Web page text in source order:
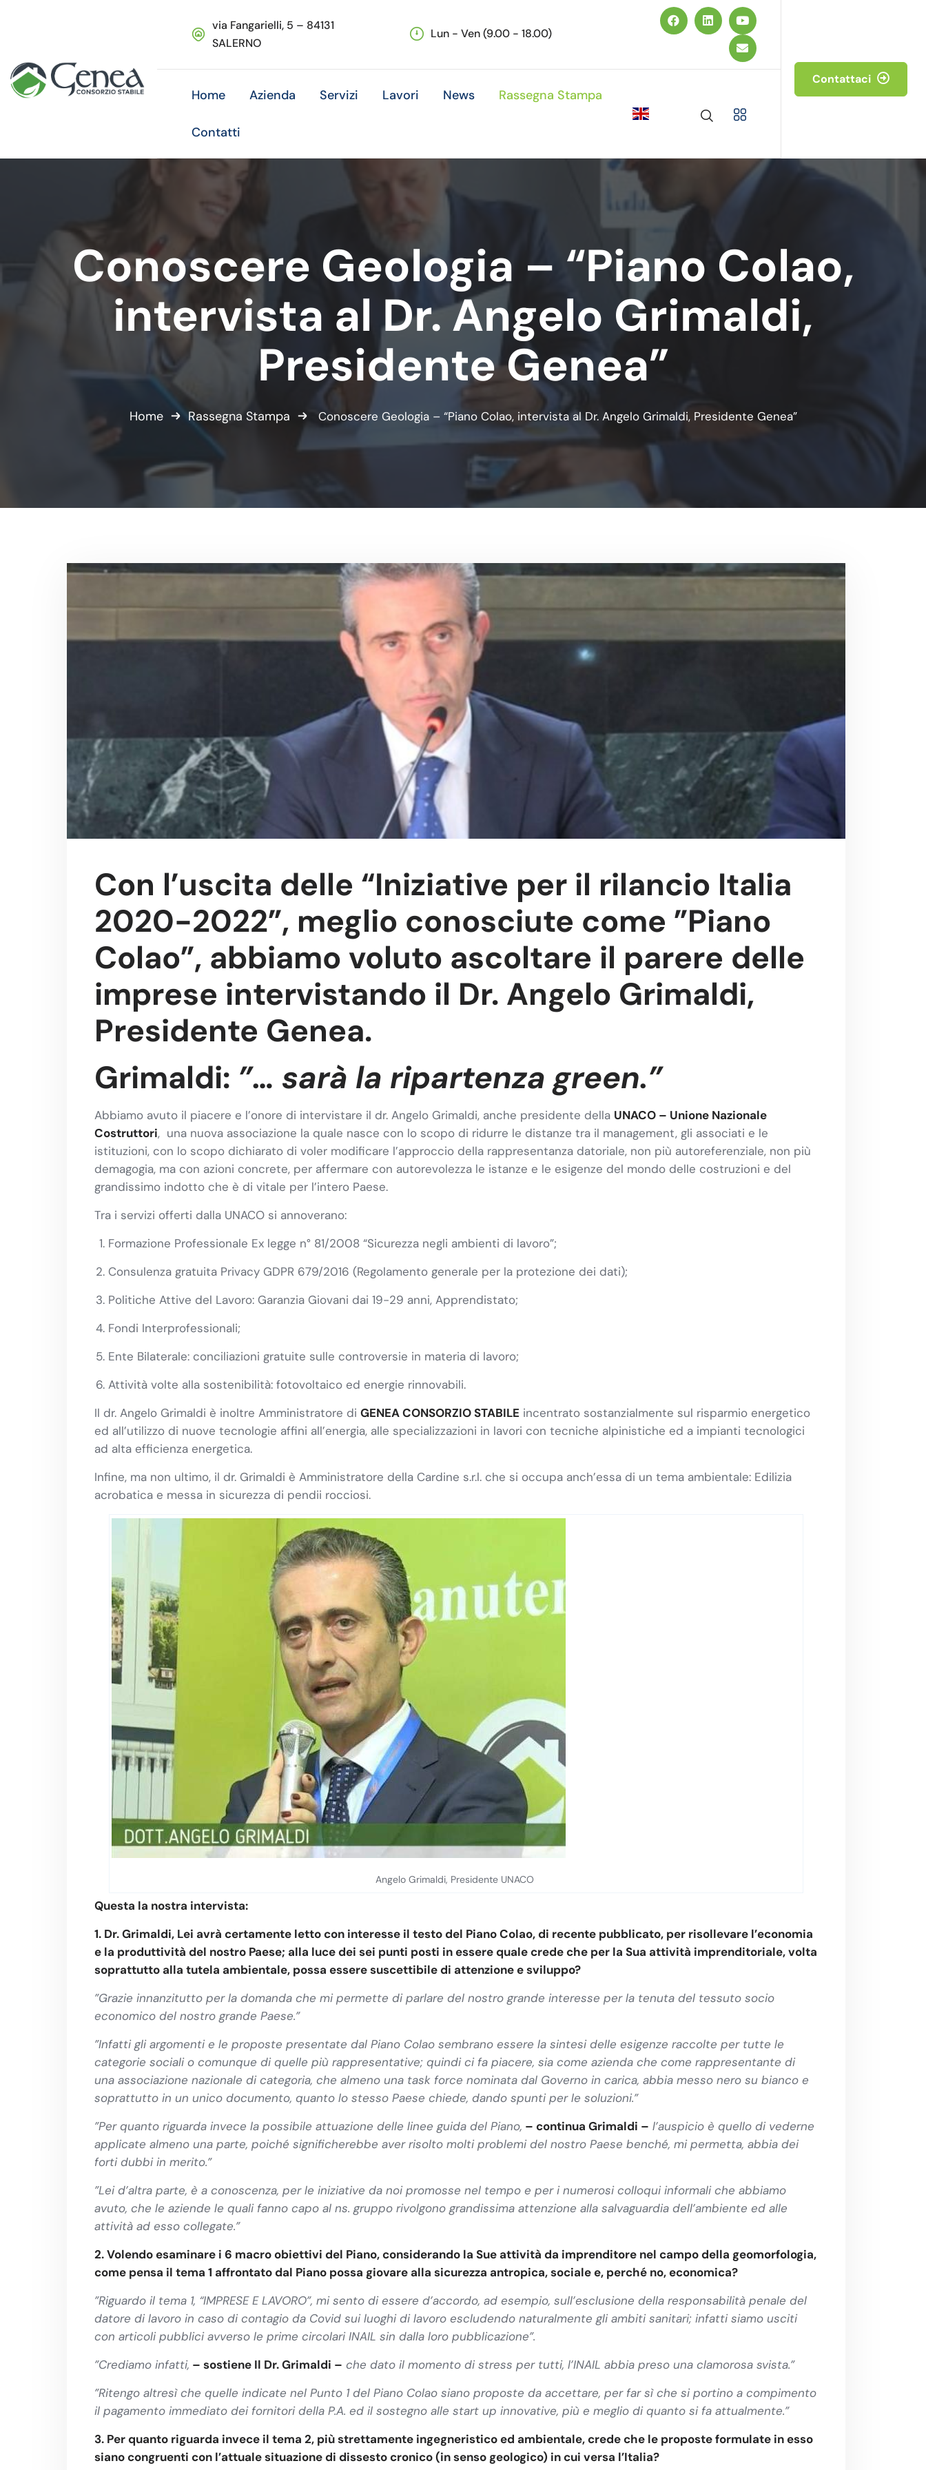
via Fangarielli, 5 – 84131
SALERNO
Lun - Ven (9.00 - 18.00)
Home Azienda Servizi Lavori News Rassegna Stampa
Contatti
Contattaci
Conoscere Geologia – “Piano Colao,
intervista al Dr. Angelo Grimaldi,
Presidente Genea”
Home Rassegna Stampa Conoscere Geologia – “Piano Colao, intervista al Dr. Angelo Grimaldi, Presidente Genea”
Con l’uscita delle “Iniziative per il rilancio Italia
2020-2022”, meglio conosciute come ”Piano
Colao”, abbiamo voluto ascoltare il parere delle
imprese intervistando il Dr. Angelo Grimaldi,
Presidente Genea.
Grimaldi: ”… sarà la ripartenza green.”
Abbiamo avuto il piacere e l’onore di intervistare il dr. Angelo Grimaldi, anche presidente della UNACO – Unione Nazionale
Costruttori, una nuova associazione la quale nasce con lo scopo di ridurre le distanze tra il management, gli associati e le
istituzioni, con lo scopo dichiarato di voler modificare l’approccio della rappresentanza datoriale, non più autoreferenziale, non più
demagogia, ma con azioni concrete, per affermare con autorevolezza le istanze e le esigenze del mondo delle costruzioni e del
grandissimo indotto che è di vitale per l’intero Paese.
Tra i servizi offerti dalla UNACO si annoverano:
Formazione Professionale Ex legge n° 81/2008 “Sicurezza negli ambienti di lavoro”;
Consulenza gratuita Privacy GDPR 679/2016 (Regolamento generale per la protezione dei dati);
Politiche Attive del Lavoro: Garanzia Giovani dai 19-29 anni, Apprendistato;
Fondi Interprofessionali;
Ente Bilaterale: conciliazioni gratuite sulle controversie in materia di lavoro;
Attività volte alla sostenibilità: fotovoltaico ed energie rinnovabili.
Il dr. Angelo Grimaldi è inoltre Amministratore di GENEA CONSORZIO STABILE incentrato sostanzialmente sul risparmio energetico
ed all’utilizzo di nuove tecnologie affini all’energia, alle specializzazioni in lavori con tecniche alpinistiche ed a impianti tecnologici
ad alta efficienza energetica.
Infine, ma non ultimo, il dr. Grimaldi è Amministratore della Cardine s.r.l. che si occupa anch’essa di un tema ambientale: Edilizia
acrobatica e messa in sicurezza di pendii rocciosi.
Angelo Grimaldi, Presidente UNACO
Questa la nostra intervista:
1. Dr. Grimaldi, Lei avrà certamente letto con interesse il testo del Piano Colao, di recente pubblicato, per risollevare l’economia
e la produttività del nostro Paese; alla luce dei sei punti posti in essere quale crede che per la Sua attività imprenditoriale, volta
soprattutto alla tutela ambientale, possa essere suscettibile di attenzione e sviluppo?
”Grazie innanzitutto per la domanda che mi permette di parlare del nostro grande interesse per la tenuta del tessuto socio
economico del nostro grande Paese.”
”Infatti gli argomenti e le proposte presentate dal Piano Colao sembrano essere la sintesi delle esigenze raccolte per tutte le
categorie sociali o comunque di quelle più rappresentative; quindi ci fa piacere, sia come azienda che come rappresentante di
una associazione nazionale di categoria, che almeno una task force nominata dal Governo in carica, abbia messo nero su bianco e
soprattutto in un unico documento, quanto lo stesso Paese chiede, dando spunti per le soluzioni.”
”Per quanto riguarda invece la possibile attuazione delle linee guida del Piano, – continua Grimaldi – l’auspicio è quello di vederne
applicate almeno una parte, poiché significherebbe aver risolto molti problemi del nostro Paese benché, mi permetta, abbia dei
forti dubbi in merito.”
”Lei d’altra parte, è a conoscenza, per le iniziative da noi promosse nel tempo e per i numerosi colloqui informali che abbiamo
avuto, che le aziende le quali fanno capo al ns. gruppo rivolgono grandissima attenzione alla salvaguardia dell’ambiente ed alle
attività ad esso collegate.”
2. Volendo esaminare i 6 macro obiettivi del Piano, considerando la Sue attività da imprenditore nel campo della geomorfologia,
come pensa il tema 1 affrontato dal Piano possa giovare alla sicurezza antropica, sociale e, perché no, economica?
”Riguardo il tema 1, “IMPRESE E LAVORO”, mi sento di essere d’accordo, ad esempio, sull’esclusione della responsabilità penale del
datore di lavoro in caso di contagio da Covid sui luoghi di lavoro escludendo naturalmente gli ambiti sanitari; infatti siamo usciti
con articoli pubblici avverso le prime circolari INAIL sin dalla loro pubblicazione”.
”Crediamo infatti, – sostiene Il Dr. Grimaldi – che dato il momento di stress per tutti, l’INAIL abbia preso una clamorosa svista.”
”Ritengo altresì che quelle indicate nel Punto 1 del Piano Colao siano proposte da accettare, per far sì che si portino a compimento
il pagamento immediato dei fornitori della P.A. ed il sostegno alle start up innovative, più e meglio di quanto si fa attualmente.”
3. Per quanto riguarda invece il tema 2, più strettamente ingegneristico ed ambientale, crede che le proposte formulate in esso
siano congruenti con l’attuale situazione di dissesto cronico (in senso geologico) in cui versa l’Italia?